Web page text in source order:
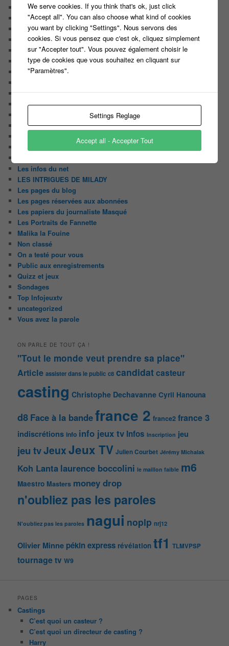
Audiences
Carte Blanche à …
Détournement du jour
Enquête
Huggy les bons tuyaux
L'analyse de Javier
La chroniquette du Matin
Le Casteur Masqué !
Le courrier des lecteurs
Le journal de bord du Blog
Les articles de Lora
Les derniers castings
Les infos du net
LES INTRIGUES DE MILADY
Les pages du blog
Les pages réservées aux abonnées
Les papiers du journaliste Masqué
Les Portraits de Fannette
Malika la Fouine
Non classé
On a testé pour vous
Public aux enregistrements
Quizz et jeux
Sondages
Top Infojeuxtv
uncategorized
Vous avez la parole
ON PARLE DE TOUT ÇA !
"Tout le monde veut prendre sa place"
Article assister dans le public c8 candidatcasteur
casting Christophe Dechavanne Cyril Hanouna
d8 Face à la bandefrance 2 france2 france 3
indiscrétions info info jeux tv Infos Inscription jeu
jeu tvJeuxJeux TV Julien Courbet Jérémy Michalak
Koh Lanta laurence boccolini le maillon faible m6
Maestro Masters money drop
n'oubliez pas les paroles
N'oubliez pas les paroles nagui noplp nrj12
Olivier Minne pékin express révélation tf1 TLMVPSP
tournagetv W9
PAGES
Castings
C’est quoi un casteur ?
C’est quoi un directeur de casting ?
Harry
We serve cookies. If you think that's ok, just click
"Accept all". You can also choose what kind of cookies
you want by clicking "Settings". Nous servons des
cookies. Si vous pensez que c'est ok, cliquez simplement
sur "Accepter tout". Vous pouvez également choisir le
type de cookies que vous souhaitez en cliquant sur
"Paramètres".
Settings Reglage
Accept all - Accepter Tout